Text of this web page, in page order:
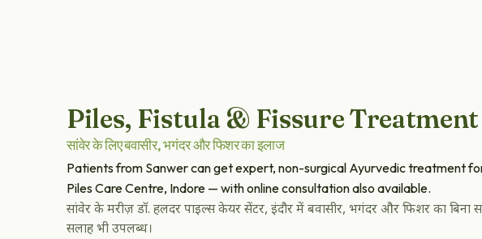
Piles, Fistula & Fissure
सांवेर के लिए बवासीर, भगंदर और फिशर का इलाज
Patients from Sanwer can get expert, non-surgical Ayurvedic treatment
Piles Care Centre, Indore — with online consultation also available.
सांवेर के मरीज़ डॉ. हलदर पाइल्स केयर सेंटर, इंदौर में बवासीर, भगंदर और फिशर का
सलाह भी उपलब्ध।